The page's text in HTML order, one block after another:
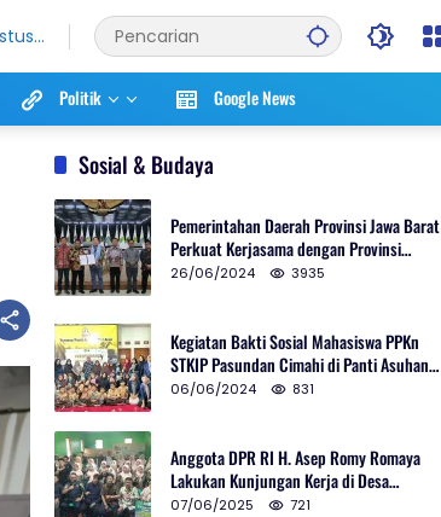
Politik Google News
Sosial & Budaya
Pemerintahan Daerah Provinsi Jawa Barat
Perkuat Kerjasama dengan Provinsi
Chungcheongnam Do Korea Selatan
26/06/2024 3935
Kegiatan Bakti Sosial Mahasiswa PPKn
STKIP Pasundan Cimahi di Panti Asuhan
Ulul Azmi Kota Cimahi
06/06/2024 831
Anggota DPR RI H. Asep Romy Romaya
Lakukan Kunjungan Kerja di Desa
Patrolsari
07/06/2025 721